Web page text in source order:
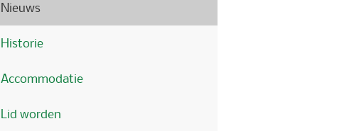
Nieuws
Historie
Accommodatie
Lid worden